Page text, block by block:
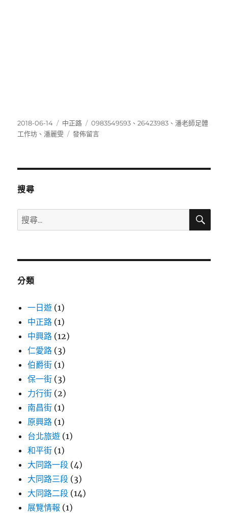
發
佈
2018-06-14
分
類
中正路
標
籤
0983549593 、26423983 、潘老師足體
工作坊 、潘麗雯
在
發佈留言
搜尋
搜
尋
鍵
搜
分類
一日遊 (1)
中正路 (1)
中興路 (12)
仁愛路 (3)
伯爵街 (1)
保一街 (3)
力行街 (2)
南昌街 (1)
原興路 (1)
台北旅遊 (1)
和平街 (1)
大同路一段 (4)
大同路三段 (3)
大同路二段 (14)
展覽情報 (1)